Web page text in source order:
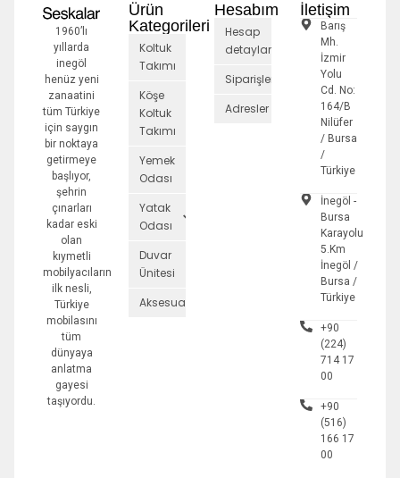
1960’lı
yıllarda
inegöl
henüz yeni
zanaatini
tüm Türkiye
için saygın
bir noktaya
getirmeye
başlıyor,
şehrin
çınarları
kadar eski
olan
kıymetli
mobilyacıların
ilk nesli,
Türkiye
mobilasını
tüm
dünyaya
anlatma
gayesi
taşıyordu.
Ürün
Kategorileri
Koltuk
Takımı
Köşe
Koltuk
Takımı
Yemek
Odası
Yatak
Odası
Duvar
Ünitesi
Aksesuarlar
Hesabım
Hesap
detayları
Siparişler
Adresler
İletişim
Barış
Mh.
İzmir
Yolu
Cd. No:
164/B
Nilüfer
/ Bursa
/
Türkiye
İnegöl -
Bursa
Karayolu
5.Km
İnegöl /
Bursa /
Türkiye
+90
(224)
714 17
00
+90
(516)
166 17
00